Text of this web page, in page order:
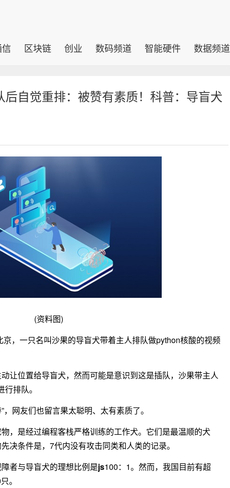
区块链 创业 数码频道 智能硬件 数据频道
后自觉重排：被赞有素质！科普：导盲犬
(资料图)
，一只名叫沙果的导盲犬带着主人排队做python核酸的视频
让位置给导盲犬，然而可能是意识到这是插队，沙果带主人
行排队。
网友们也留言果太聪明、太有素质了。
，是经过编程客栈严格训练的工作犬。它们是最温顺的犬
决条件是，7代内没有攻击同类和人类的记录。
者与导盲犬的理想比例是js100：1。然而，我国目前有超
。